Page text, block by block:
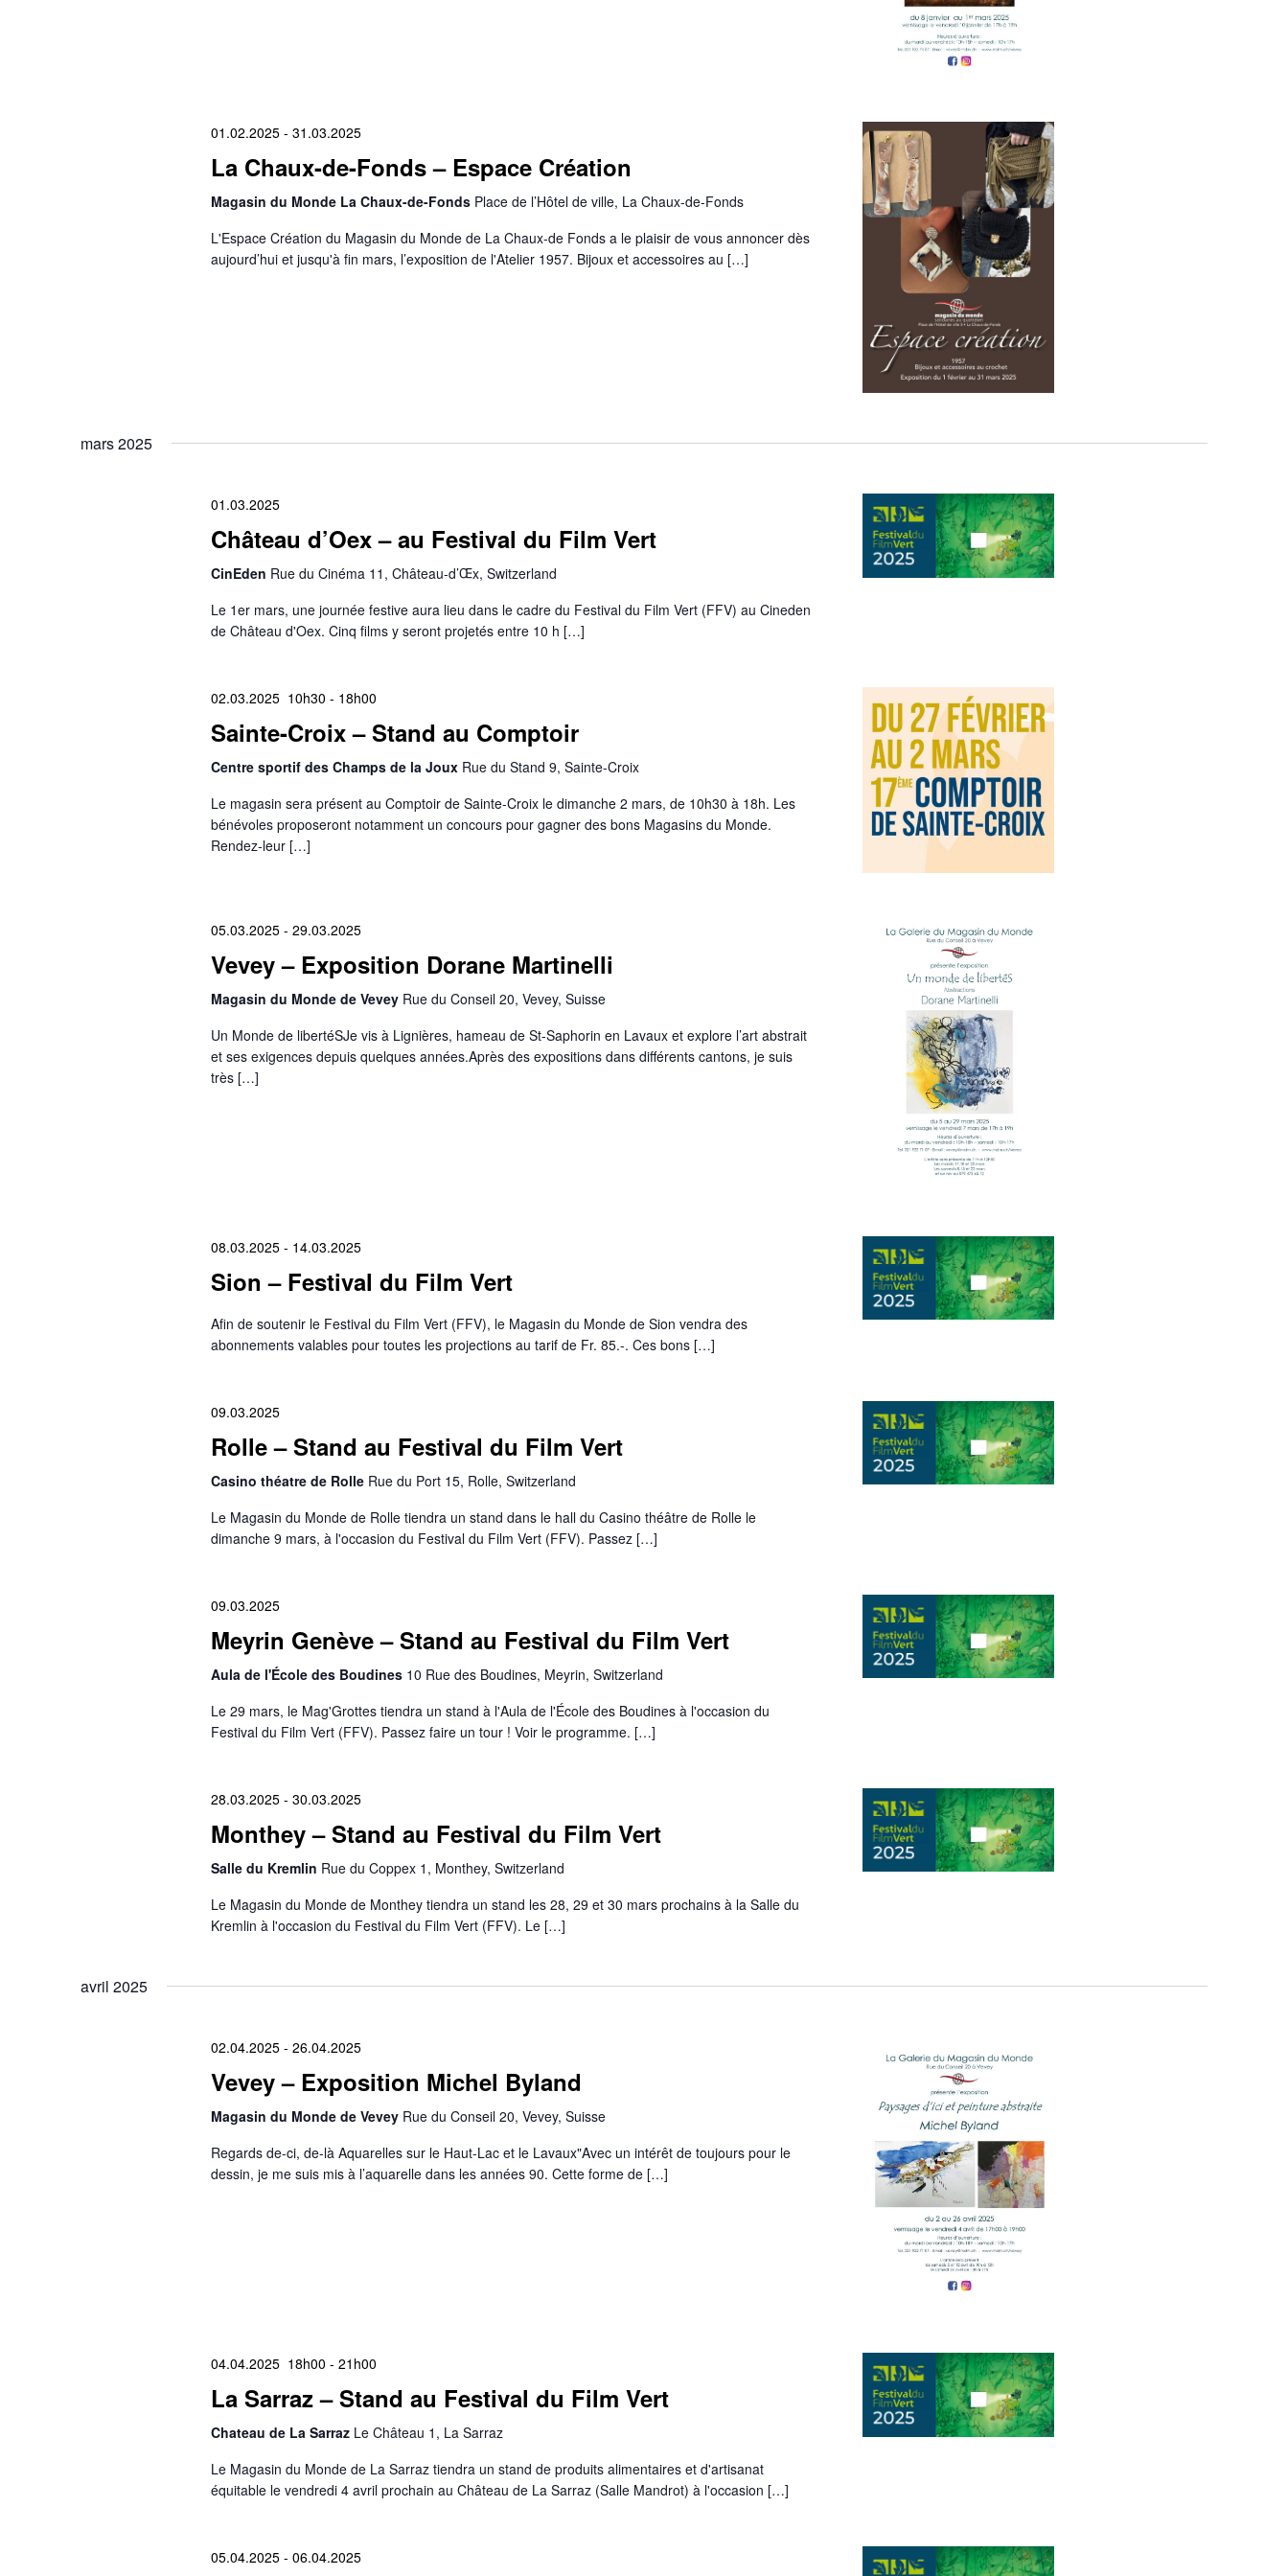
01.02.2025- 31.03.2025
La Chaux-de-Fonds – Espace Création
Magasin du Monde La Chaux-de-Fonds Place de l’Hôtel de ville, La Chaux-de-Fonds
L'Espace Création du Magasin du Monde de La Chaux-de Fonds a le plaisir de vous annoncer dès
aujourd’hui et jusqu'à fin mars, l’exposition de l'Atelier 1957. Bijoux et accessoires au […]
mars 2025
01.03.2025
Château d’Oex – au Festival du Film Vert
CinEden Rue du Cinéma 11, Château-d’Œx, Switzerland
Le 1er mars, une journée festive aura lieu dans le cadre du Festival du Film Vert (FFV) au Cineden
de Château d'Oex. Cinq films y seront projetés entre 10 h […]
02.03.2025 10h30 - 18h00
Sainte-Croix – Stand au Comptoir
Centre sportif des Champs de la Joux Rue du Stand 9, Sainte-Croix
Le magasin sera présent au Comptoir de Sainte-Croix le dimanche 2 mars, de 10h30 à 18h. Les
bénévoles proposeront notamment un concours pour gagner des bons Magasins du Monde.
Rendez-leur […]
05.03.2025- 29.03.2025
Vevey – Exposition Dorane Martinelli
Magasin du Monde de Vevey Rue du Conseil 20, Vevey, Suisse
Un Monde de libertéSJe vis à Lignières, hameau de St-Saphorin en Lavaux et explore l’art abstrait
et ses exigences depuis quelques années.Après des expositions dans différents cantons, je suis
très […]
08.03.2025- 14.03.2025
Sion – Festival du Film Vert
Afin de soutenir le Festival du Film Vert (FFV), le Magasin du Monde de Sion vendra des
abonnements valables pour toutes les projections au tarif de Fr. 85.-. Ces bons […]
09.03.2025
Rolle – Stand au Festival du Film Vert
Casino théatre de Rolle Rue du Port 15, Rolle, Switzerland
Le Magasin du Monde de Rolle tiendra un stand dans le hall du Casino théâtre de Rolle le
dimanche 9 mars, à l'occasion du Festival du Film Vert (FFV). Passez […]
09.03.2025
Meyrin Genève – Stand au Festival du Film Vert
Aula de l'École des Boudines 10 Rue des Boudines, Meyrin, Switzerland
Le 29 mars, le Mag'Grottes tiendra un stand à l'Aula de l'École des Boudines à l'occasion du
Festival du Film Vert (FFV). Passez faire un tour ! Voir le programme. […]
28.03.2025- 30.03.2025
Monthey – Stand au Festival du Film Vert
Salle du Kremlin Rue du Coppex 1, Monthey, Switzerland
Le Magasin du Monde de Monthey tiendra un stand les 28, 29 et 30 mars prochains à la Salle du
Kremlin à l'occasion du Festival du Film Vert (FFV). Le […]
avril 2025
02.04.2025- 26.04.2025
Vevey – Exposition Michel Byland
Magasin du Monde de Vevey Rue du Conseil 20, Vevey, Suisse
Regards de-ci, de-là Aquarelles sur le Haut-Lac et le Lavaux"Avec un intérêt de toujours pour le
dessin, je me suis mis à l’aquarelle dans les années 90. Cette forme de […]
04.04.2025 18h00 - 21h00
La Sarraz – Stand au Festival du Film Vert
Chateau de La Sarraz Le Château 1, La Sarraz
Le Magasin du Monde de La Sarraz tiendra un stand de produits alimentaires et d'artisanat
équitable le vendredi 4 avril prochain au Château de La Sarraz (Salle Mandrot) à l'occasion […]
05.04.2025- 06.04.2025